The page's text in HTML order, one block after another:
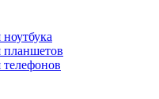
планшетов